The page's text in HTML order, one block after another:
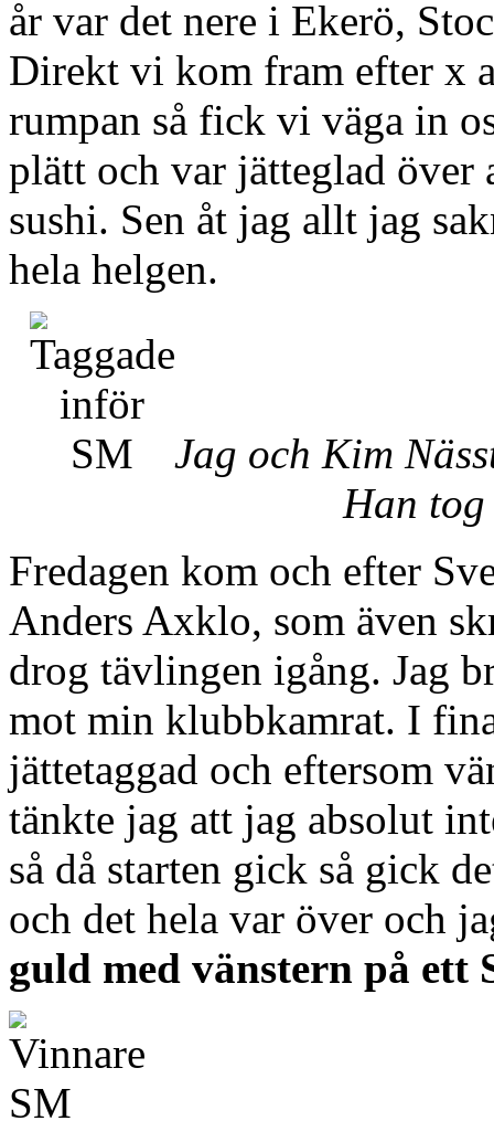
år var det nere i Ekerö,
Direkt vi kom fram efter x
rumpan så fick vi väga in
plätt och var jätteglad
sushi. Sen åt jag allt jag
hela helgen.
Jag och Kim
Han
Fredagen kom och efter
Anders Axklo, som även
drog tävlingen igång. Jag
mot min klubbkamrat. I
jättetaggad och eftersom
tänkte jag att jag absolut
så då starten gick så gick
och det hela var över och
guld med vänstern på ett